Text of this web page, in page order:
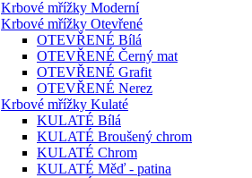
Krbové mřížky Moderní
Krbové mřížky Otevřené
OTEVŘENÉ Bílá
OTEVŘENÉ Černý mat
OTEVŘENÉ Grafit
OTEVŘENÉ Nerez
Krbové mřížky Kulaté
KULATÉ Bílá
KULATÉ Broušený chrom
KULATÉ Chrom
KULATÉ Měď - patina